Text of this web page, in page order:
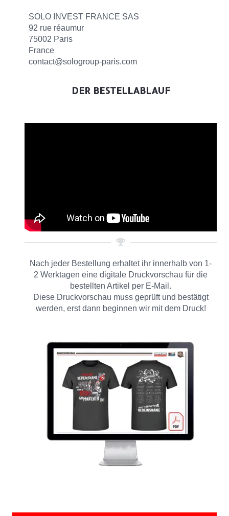
SOLO INVEST FRANCE SAS
92 rue réaumur
75002 Paris
France
contact@sologroup-paris.com
DER BESTELLABLAUF
Nach jeder Bestellung erhaltet ihr innerhalb von 1-
2 Werktagen eine digitale Druckvorschau für die
bestellten Artikel per E-Mail.
Diese Druckvorschau muss geprüft und bestätigt
werden, erst dann beginnen wir mit dem Druck!